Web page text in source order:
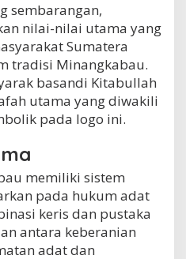
sembarangan,
nilai-nilai utama yang
Sumatera
tradisi Minangkabau.
basandi Kitabullah
utama yang diwakili
pada logo ini.
memiliki sistem
pada hukum adat
keris dan pustaka
antara keberanian
adat dan